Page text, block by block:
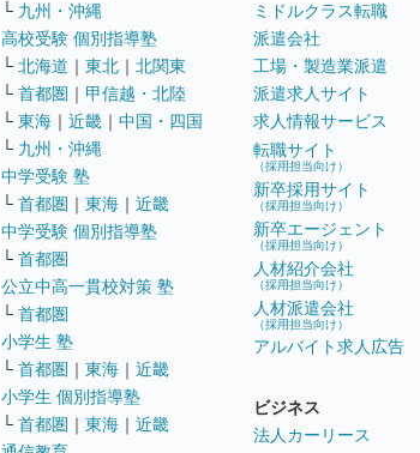
└ 九州・沖縄
高校受験 個別指導塾
└ 北海道 ｜ 東北 ｜ 北関東
└ 首都圏 ｜ 甲信越・北陸
└ 東海 ｜ 近畿 ｜ 中国・四国
└ 九州・沖縄
中学受験 塾
└ 首都圏 ｜ 東海 ｜ 近畿
中学受験 個別指導塾
└ 首都圏
公立中高一貫校対策 塾
└ 首都圏
小学生 塾
└ 首都圏 ｜ 東海 ｜ 近畿
小学生 個別指導塾
└ 首都圏 ｜ 東海 ｜ 近畿
ミドルクラス転職
派遣会社
工場・製造業派遣
派遣求人サイト
求人情報サービス
転職サイト
（採用担当向け）
新卒採用サイト
（採用担当向け）
新卒エージェント
（採用担当向け）
人材紹介会社
（採用担当向け）
人材派遣会社
（採用担当向け）
アルバイト求人広告
ビジネス
法人カーリース